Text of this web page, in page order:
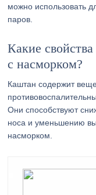
можно использовать
паров.
Какие
с насморком?
Каштан содержит
Они способствуют
носа и уменьшению
насморком.